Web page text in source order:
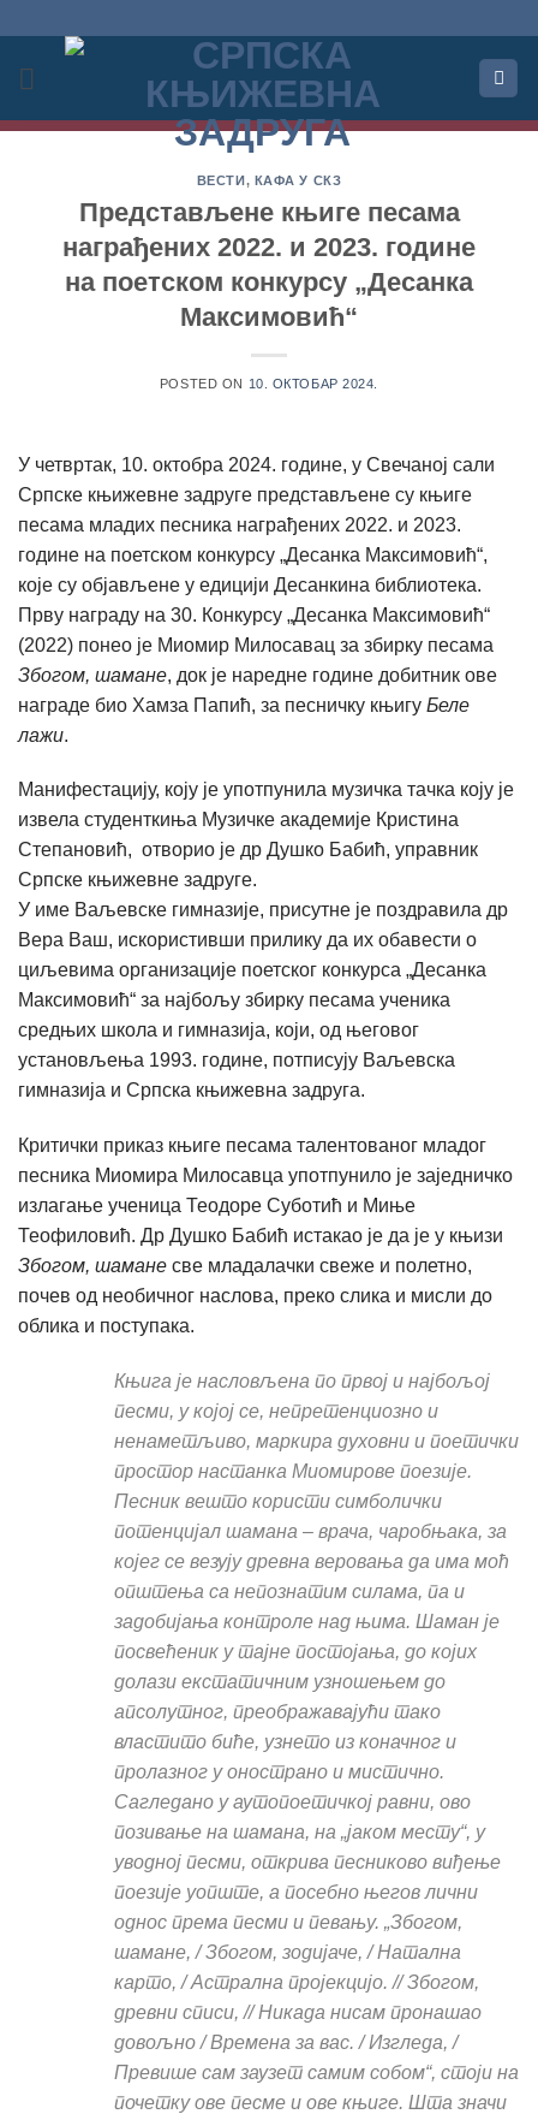
садржај
ВЕСТИ, КАФА У СКЗ
Представљене књиге песама
награђених 2022. и 2023. године
на поетском конкурсу „Десанка
Максимовић“
POSTED ON 10. ОКТОБАР 2024.
У четвртак, 10. октобра 2024. године, у Свечаној сали
Српске књижевне задруге представљене су књиге
песама младих песника награђених 2022. и 2023.
године на поетском конкурсу „Десанка Максимовић“,
које су објављене у едицији Десанкина библиотека.
Прву награду на 30. Конкурсу „Десанка Максимовић“
(2022) понео је Миомир Милосавац за збирку песама
Збогом, шамане, док је наредне године добитник ове
награде био Хамза Папић, за песничку књигу Беле
лажи.
Манифестацију, коју је употпунила музичка тачка коју је
извела студенткиња Музичке академије Кристина
Степановић, отворио је др Душко Бабић, управник
Српске књижевне задруге.
У име Ваљевске гимназије, присутне је поздравила др
Вера Ваш, искористивши прилику да их обавести о
циљевима организације поетског конкурса „Десанка
Максимовић“ за најбољу збирку песама ученика
средњих школа и гимназија, који, од његовог
установљења 1993. године, потписују Ваљевска
гимназија и Српска књижевна задруга.
Критички приказ књиге песама талентованог младог
песника Миомира Милосавца употпунило је заједничко
излагање ученица Теодоре Суботић и Миње
Теофиловић. Др Душко Бабић истакао је да је у књизи
Збогом, шамане све младалачки свеже и полетно,
почев од необичног наслова, преко слика и мисли до
облика и поступака.
Књига је насловљена по првој и најбољој
песми, у којој се, непретенциозно и
ненаметљиво, маркира духовни и поетички
простор настанка Миомирове поезије.
Песник вешто користи симболички
потенцијал шамана – врача, чаробњака, за
којег се везују древна веровања да има моћ
општења са непознатим силама, па и
задобијања контроле над њима. Шаман је
посвећеник у тајне постојања, до којих
долази екстатичним узношењем до
апсолутног, преображавајући тако
властито биће, узнето из коначног и
пролазног у онострано и мистично.
Сагледано у аутопоетичкој равни, ово
позивање на шамана, на „јаком месту“, у
уводној песми, открива песниково виђење
поезије уопште, а посебно његов лични
однос према песми и певању. „Збогом,
шамане, / Збогом, зодијаче, / Натална
карто, / Астрална пројекцијо. // Збогом,
древни списи, // Никада нисам пронашао
довољно / Времена за вас. / Изгледа, /
Превише сам заузет самим собом“, стоји на
почетку ове песме и ове књиге. Шта значи